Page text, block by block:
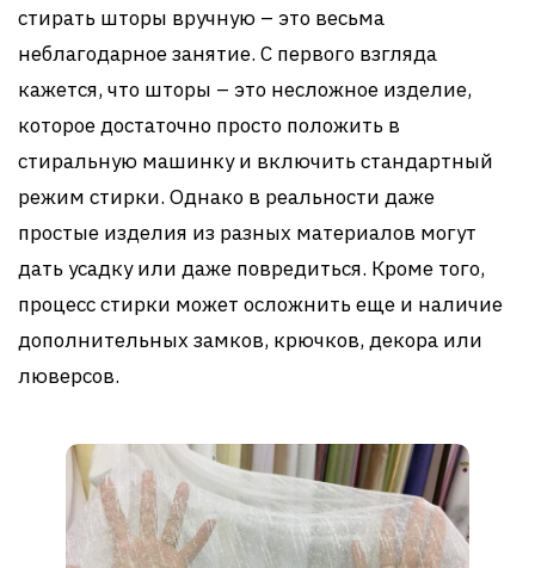
стирать шторы вручную – это весьма
неблагодарное занятие. С первого взгляда
кажется, что шторы – это несложное изделие,
которое достаточно просто положить в
стиральную машинку и включить стандартный
режим стирки. Однако в реальности даже
простые изделия из разных материалов могут
дать усадку или даже повредиться. Кроме того,
процесс стирки может осложнить еще и наличие
дополнительных замков, крючков, декора или
люверсов.